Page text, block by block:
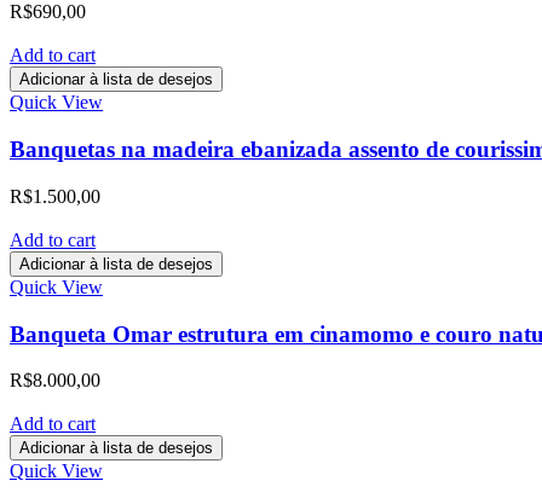
R$690,00
Add to cart
Adicionar à lista de desejos
Quick View
Banquetas na madeira ebanizada assento de
R$1.500,00
Add to cart
Adicionar à lista de desejos
Quick View
Banqueta Omar estrutura em cinamomo e couro
R$8.000,00
Add to cart
Adicionar à lista de desejos
Quick View